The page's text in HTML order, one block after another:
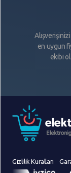
en uygun
ekibi
Gizlilik Kuralları